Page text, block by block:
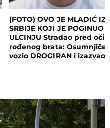
(FOTO) OVO JE MLADIĆ IZ
SRBIJE KOJI JE POGINUO
ULCINJU Stradao pred
rođenog brata:
vozio DROGIRAN i izazvao